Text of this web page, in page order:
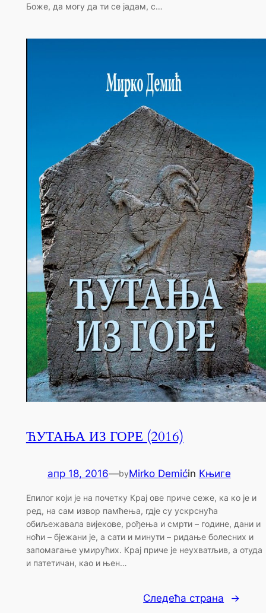
Боже, да могу да ти се јадам, с…
ЋУТАЊА ИЗ ГОРЕ (2016)
апр 18, 2016—byMirko Demićin Књиге
Епилог који је на почетку Крај ове приче сеже, ка ко је и
ред, на сам извор памћења, гдје су ускрснућа
обиљежавала вијекове, рођења и смрти – године, дани и
ноћи – бјежани је, а сати и минути – ридање болесних и
запомагање умирућих. Крај приче је неухватљив, а отуда
и патетичан, као и њен…
Следећа страна →